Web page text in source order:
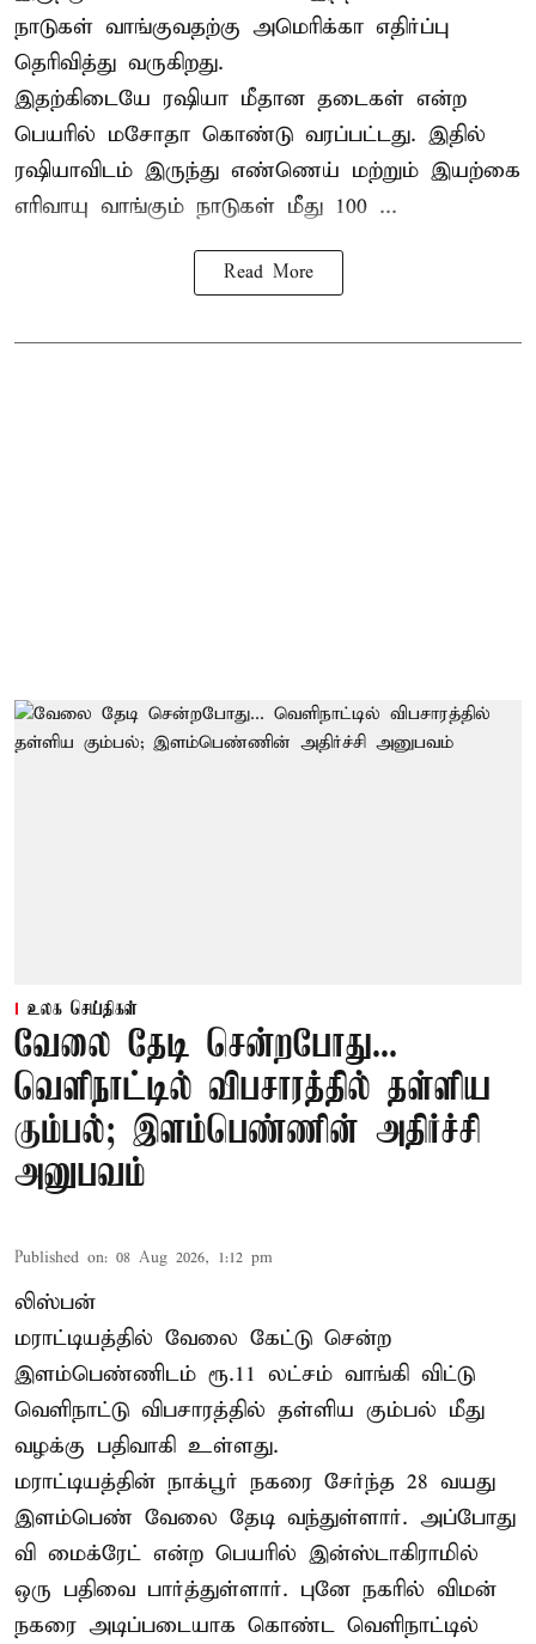
நாடுகள் வாங்குவதற்கு அமெரிக்கா எதிர்ப்பு
தெரிவித்து வருகிறது.
இதற்கிடையே ரஷியா மீதான தடைகள் என்ற
பெயரில் மசோதா கொண்டு வரப்பட்டது. இதில்
ரஷியாவிடம் இருந்து எண்ணெய் மற்றும் இயற்கை
எரிவாயு வாங்கும் நாடுகள் மீது 100 ...
Read More
உலக செய்திகள்
வேலை தேடி சென்றபோது...
வெளிநாட்டில் விபசாரத்தில் தள்ளிய
கும்பல்; இளம்பெண்ணின் அதிர்ச்சி
அனுபவம்
Published on: 08 Aug 2026, 1:12 pm
லிஸ்பன்
மராட்டியத்தில் வேலை கேட்டு சென்ற
இளம்பெண்ணிடம் ரூ.11 லட்சம் வாங்கி விட்டு
வெளிநாட்டு விபசாரத்தில் தள்ளிய கும்பல் மீது
வழக்கு பதிவாகி உள்ளது.
மராட்டியத்தின் நாக்பூர் நகரை சேர்ந்த 28 வயது
இளம்பெண் வேலை தேடி வந்துள்ளார். அப்போது
வி மைக்ரேட் என்ற பெயரில் இன்ஸ்டாகிராமில்
ஒரு பதிவை பார்த்துள்ளார். புனே நகரில் விமன்
நகரை அடிப்படையாக கொண்ட வெளிநாட்டில்